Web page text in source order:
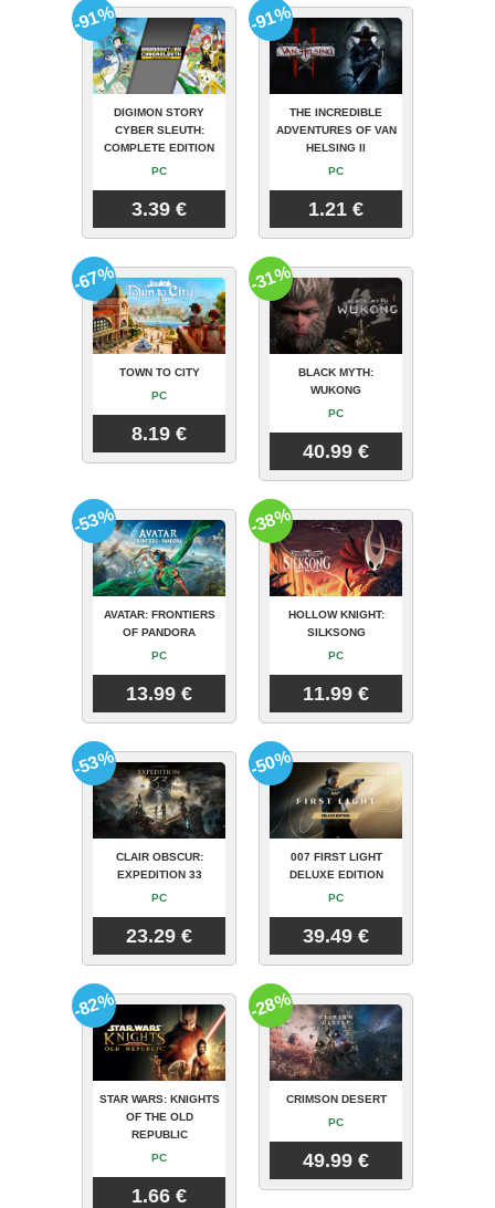
DIGIMON STORY
CYBER SLEUTH:
COMPLETE EDITION
PC
3.39 €
-91%
THE INCREDIBLE
ADVENTURES OF VAN
HELSING II
PC
1.21 €
-91%
TOWN TO CITY
PC
8.19 €
-67%
BLACK MYTH:
WUKONG
PC
40.99 €
-31%
AVATAR: FRONTIERS
OF PANDORA
PC
13.99 €
-53%
HOLLOW KNIGHT:
SILKSONG
PC
11.99 €
-38%
CLAIR OBSCUR:
EXPEDITION 33
PC
23.29 €
-53%
007 FIRST LIGHT
DELUXE EDITION
PC
39.49 €
-50%
STAR WARS: KNIGHTS
OF THE OLD
REPUBLIC
PC
1.66 €
-82%
CRIMSON DESERT
PC
49.99 €
-28%